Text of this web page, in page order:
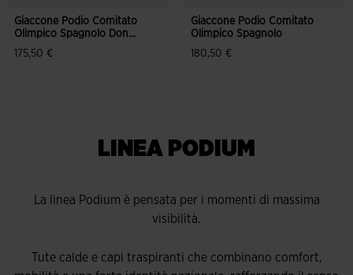
Giaccone Podio Comitato
Olimpico Spagnolo Don...
175,50 €
Giaccone Podio Comitato
Olimpico Spagnolo
180,50 €
LINEA PODIUM
La linea Podium è pensata per i momenti di massima
visibilità.
Tute calde e capi traspiranti che combinano comfort,